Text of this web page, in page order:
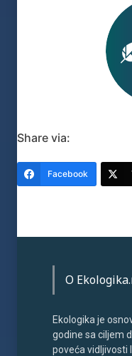
Share via:
Facebook
O
Ekologika je
godine sa ciljem
poveća vidljivosti